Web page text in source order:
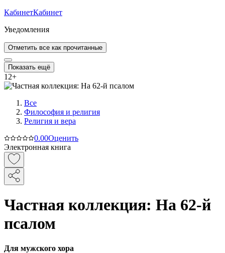
КабинетКабинет
Уведомления
Отметить все как прочитанные
Показать ещё
12+
Все
Философия и религия
Религия и вера
0.00Оценить
Электронная книга
Частная коллекция: На 62-й
псалом
Для мужского хора